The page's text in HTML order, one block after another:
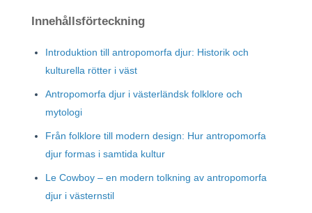
Innehållsförteckning
Introduktion till antropomorfa djur: Historik och
kulturella rötter i väst
Antropomorfa djur i västerländsk folklore och
mytologi
Från folklore till modern design: Hur antropomorfa
djur formas i samtida kultur
Le Cowboy – en modern tolkning av antropomorfa
djur i västernstil